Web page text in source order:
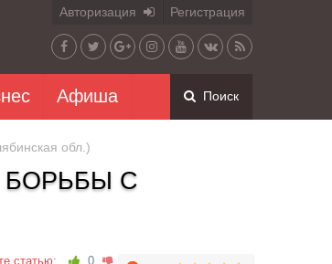
Авторизация Регистрация
Афиша Поиск
обл.)
С
статью: 0